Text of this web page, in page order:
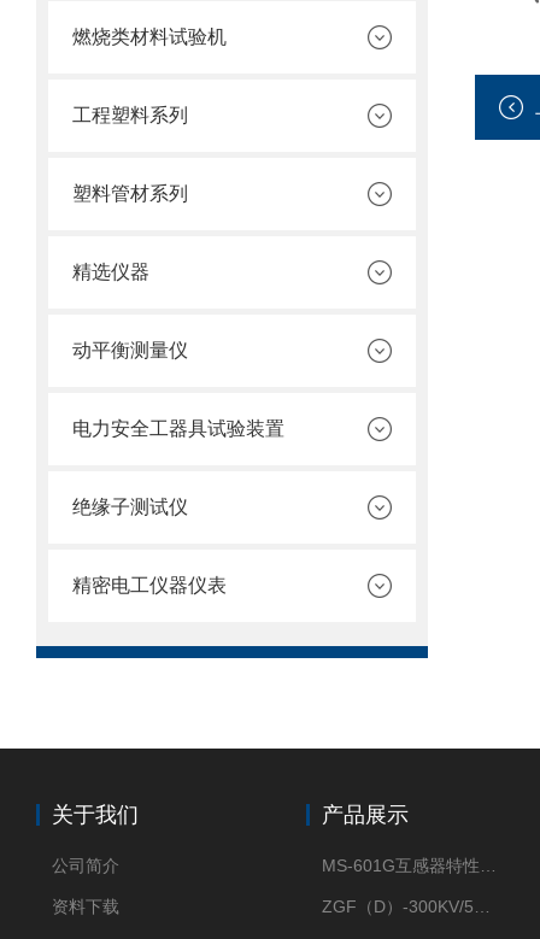
燃烧类材料试验机
工程塑料系列
塑料管材系列
精选仪器
动平衡测量仪
电力安全工器具试验装置
绝缘子测试仪
精密电工仪器仪表
关于我们
公司简介
资料下载
产品展示